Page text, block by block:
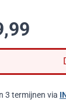
3 termijnen via